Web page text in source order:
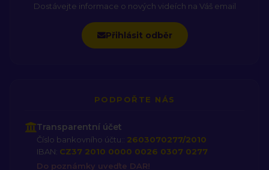
Dostávejte informace o nových videích na Váš email
Přihlásit odběr
PODPOŘTE NÁS
Transparentní účet
Číslo bankovního účtu:: 2603070277/2010
IBAN: CZ37 2010 0000 0026 0307 0277
Do poznámky uveďte DAR!